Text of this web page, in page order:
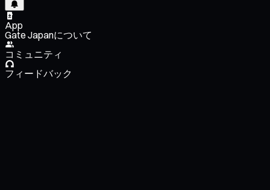
App
Gate Japanについて
コミュニティ
フィードバック